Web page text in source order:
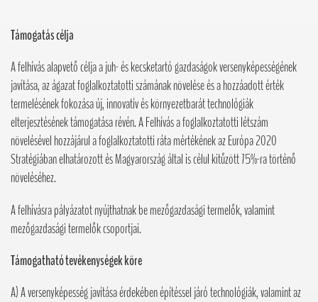
Támogatás célja
A felhívás alapvető célja a juh- és kecsketartó gazdaságok versenyképességének
javítása, az ágazat foglalkoztatotti számának növelése és a hozzáadott érték
termelésének fokozása új, innovatív és környezetbarát technológiák
elterjesztésének támogatása révén. A Felhívás a foglalkoztatotti létszám
növelésével hozzájárul a foglalkoztatotti ráta mértékének az Európa 2020
Stratégiában elhatározott és Magyarország által is célul kitűzött 75%-ra történő
növeléséhez.
A felhívásra pályázatot nyújthatnak be mezőgazdasági termelők, valamint
mezőgazdasági termelők csoportjai.
Támogatható tevékenységek köre
A) A versenyképesség javítása érdekében építéssel járó technológiák, valamint az